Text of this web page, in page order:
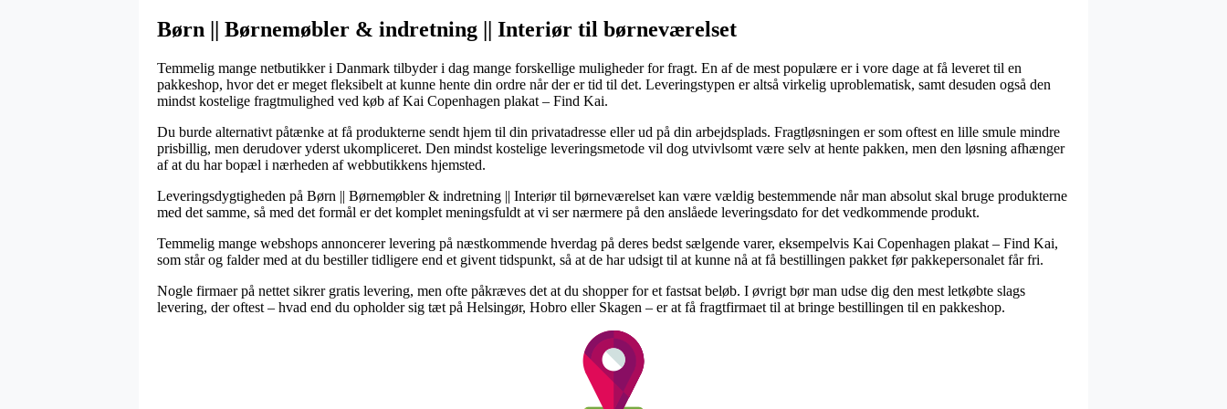
Børn || Børnemøbler & indretning || Interiør til børneværelset
Temmelig mange netbutikker i Danmark tilbyder i dag mange forskellige muligheder for fragt. En af de mest populære er i vore dage at få leveret til en
pakkeshop, hvor det er meget fleksibelt at kunne hente din ordre når der er tid til det. Leveringstypen er altså virkelig uproblematisk, samt desuden også den
mindst kostelige fragtmulighed ved køb af Kai Copenhagen plakat – Find Kai.
Du burde alternativt påtænke at få produkterne sendt hjem til din privatadresse eller ud på din arbejdsplads. Fragtløsningen er som oftest en lille smule mindre
prisbillig, men derudover yderst ukompliceret. Den mindst kostelige leveringsmetode vil dog utvivlsomt være selv at hente pakken, men den løsning afhænger
af at du har bopæl i nærheden af webbutikkens hjemsted.
Leveringsdygtigheden på Børn || Børnemøbler & indretning || Interiør til børneværelset kan være vældig bestemmende når man absolut skal bruge produkterne
med det samme, så med det formål er det komplet meningsfuldt at vi ser nærmere på den anslåede leveringsdato for det vedkommende produkt.
Temmelig mange webshops annoncerer levering på næstkommende hverdag på deres bedst sælgende varer, eksempelvis Kai Copenhagen plakat – Find Kai,
som står og falder med at du bestiller tidligere end et givent tidspunkt, så at de har udsigt til at kunne nå at få bestillingen pakket før pakkepersonalet får fri.
Nogle firmaer på nettet sikrer gratis levering, men ofte påkræves det at du shopper for et fastsat beløb. I øvrigt bør man udse dig den mest letkøbte slags
levering, der oftest – hvad end du opholder sig tæt på Helsingør, Hobro eller Skagen – er at få fragtfirmaet til at bringe bestillingen til en pakkeshop.